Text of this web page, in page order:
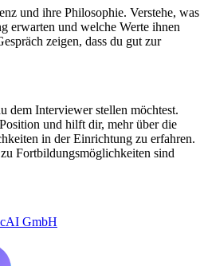
und ihre Philosophie. Verstehe, was
erwarten und welche Werte ihnen
zeigen, dass du gut zur
dem Interviewer stellen möchtest.
und hilft dir, mehr über die
in der Einrichtung zu erfahren.
Fortbildungsmöglichkeiten sind
GmbH